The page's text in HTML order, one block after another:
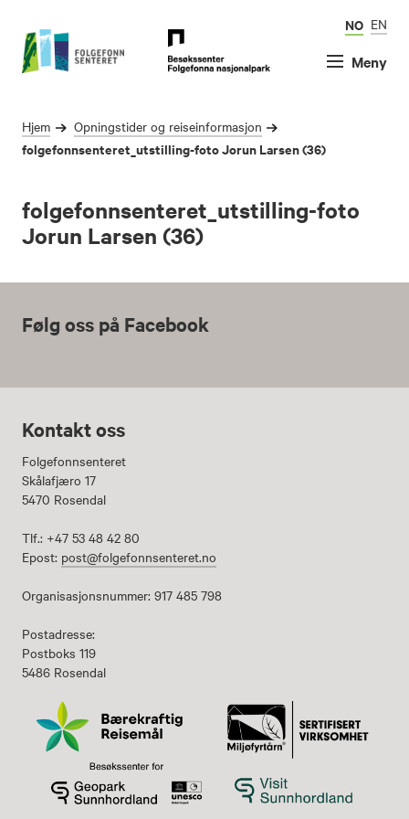
NO EN
Meny
Hjem Opningstider og reiseinformasjon
folgefonnsenteret_utstilling-foto Jorun Larsen (36)
folgefonnsenteret_utstilling-foto
Jorun Larsen (36)
Følg oss på Facebook
Kontakt oss
Folgefonnsenteret
Skålafjæro 17
5470 Rosendal
Tlf.: +47 53 48 42 80
Epost: post@folgefonnsenteret.no
Organisasjonsnummer: 917 485 798
Postadresse:
Postboks 119
5486 Rosendal